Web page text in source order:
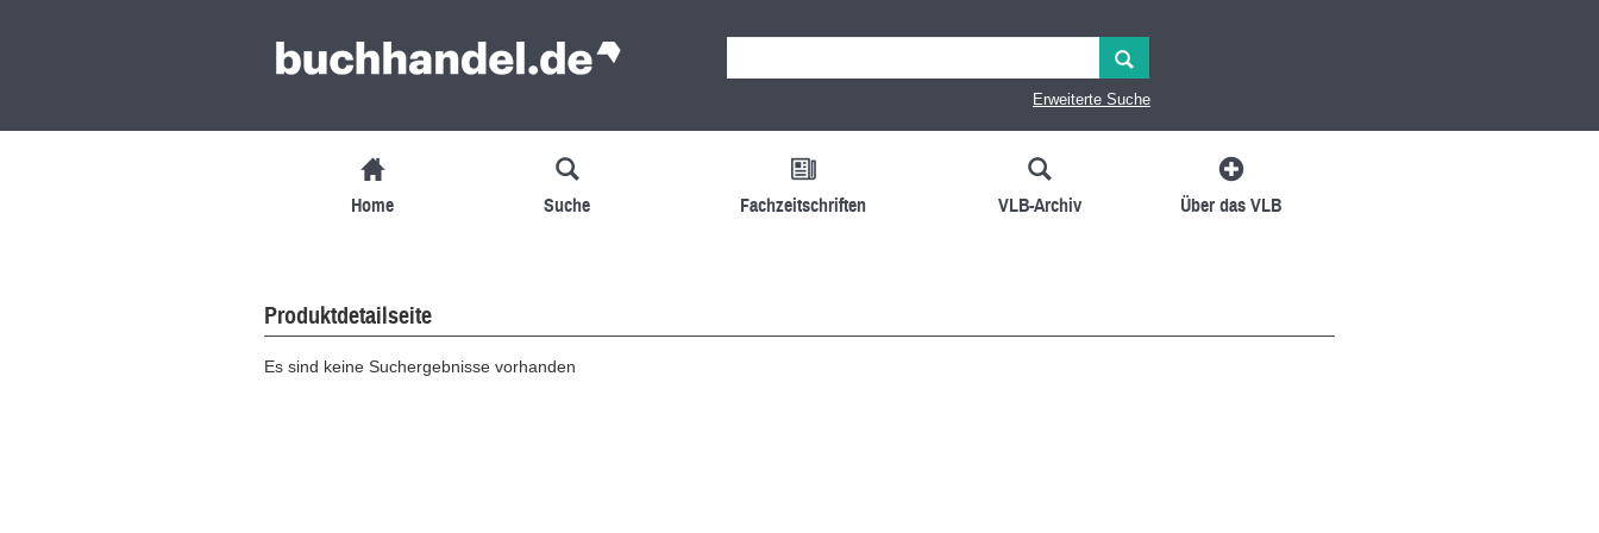
Erweiterte Suche
Home Suche Fachzeitschriften VLB-Archiv Über das VLB
Produktdetailseite
Es sind keine Suchergebnisse vorhanden